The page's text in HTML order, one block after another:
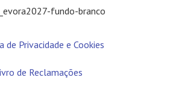
de Privacidade e Cookies
de Reclamações